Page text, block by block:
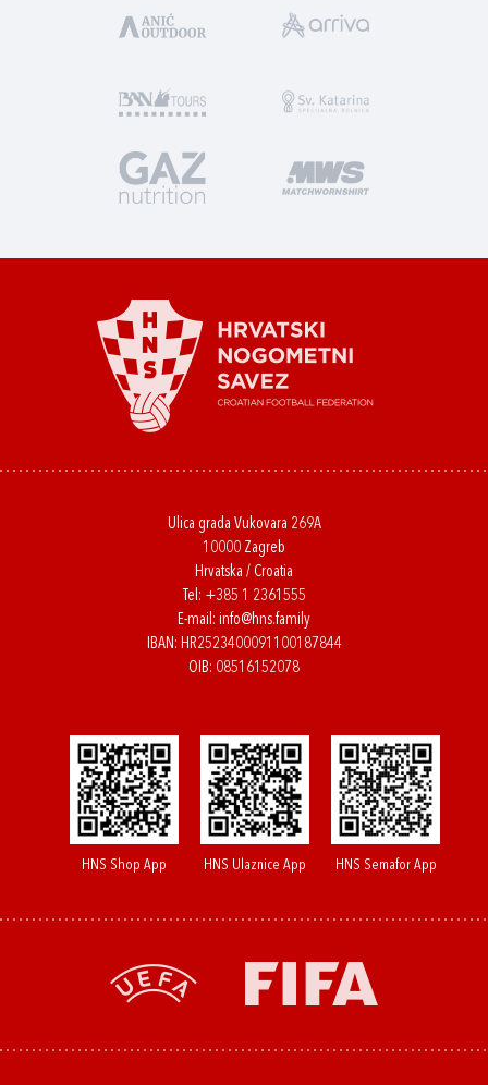
Ulica grada Vukovara 269A
10000 Zagreb
Hrvatska / Croatia
Tel: +385 1 2361555
E-mail: info@hns.family
IBAN: HR2523400091100187844
OIB: 08516152078
HNS Shop App HNS Ulaznice App HNS Semafor App